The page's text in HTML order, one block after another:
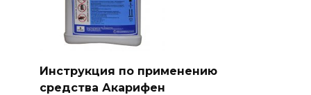
Инструкция по применению
средства Акарифен